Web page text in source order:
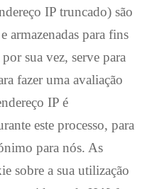
IP truncado) são
armazenadas para fins
sua vez, serve para
fazer uma avaliação
IP é
este processo, para
para nós. As
sobre a sua utilização